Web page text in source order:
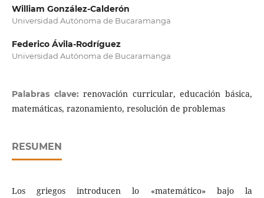
William González-Calderón
Universidad Autónoma de Bucaramanga
Federico Ávila-Rodríguez
Universidad Autónoma de Bucaramanga
Palabras clave:renovación curricular, educación básica,
matemáticas, razonamiento, resolución de problemas
RESUMEN
Los griegos introducen lo «matemático» bajo la